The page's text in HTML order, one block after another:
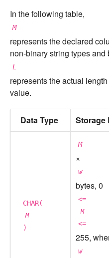
In the following table,
M
represents the declared
non-binary string types
L
represents the actual
value.
Data Type Storage
CHAR(
M
)
M
×
w
bytes, 0
<=
M
<=
255,
w